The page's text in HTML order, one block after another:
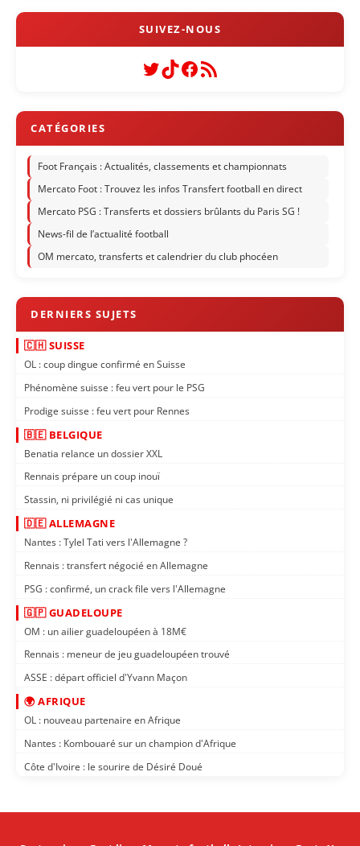
Twitter
TikTok
Facebook
Flux RSS
Foot Français : Actualités, classements et championnats
Mercato Foot : Trouvez les infos Transfert football en direct
Mercato PSG : Transferts et dossiers brûlants du Paris SG !
News-fil de l’actualité football
OM mercato, transferts et calendrier du club phocéen
🇨🇭 SUISSE
OL : coup dingue confirmé en Suisse
Phénomène suisse : feu vert pour le PSG
Prodige suisse : feu vert pour Rennes
🇧🇪 BELGIQUE
Benatia relance un dossier XXL
Rennais prépare un coup inouï
Stassin, ni privilégié ni cas unique
🇩🇪 ALLEMAGNE
Nantes : Tylel Tati vers l'Allemagne ?
Rennais : transfert négocié en Allemagne
PSG : confirmé, un crack file vers l'Allemagne
🇬🇵 GUADELOUPE
OM : un ailier guadeloupéen à 18M€
Rennais : meneur de jeu guadeloupéen trouvé
ASSE : départ officiel d'Yvann Maçon
🌍 AFRIQUE
OL : nouveau partenaire en Afrique
Nantes : Kombouaré sur un champion d'Afrique
Côte d'Ivoire : le sourire de Désiré Doué